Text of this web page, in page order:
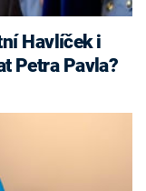
Petra Pavla?